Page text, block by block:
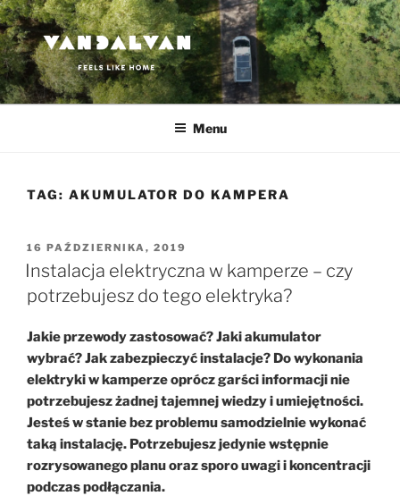
Przejdź
do
treści
VANDALVAN
Feels like home
Menu
TAG: AKUMULATOR DO KAMPERA
OPUBLIKOWANE
W
16 PAŹDZIERNIKA, 2019
Instalacja elektryczna w kamperze – czy
potrzebujesz do tego elektryka?
Jakie przewody zastosować? Jaki akumulator
wybrać? Jak zabezpieczyć instalacje? Do wykonania
elektryki w kamperze oprócz garści informacji nie
potrzebujesz żadnej tajemnej wiedzy i umiejętności.
Jesteś w stanie bez problemu samodzielnie wykonać
taką instalację. Potrzebujesz jedynie wstępnie
rozrysowanego planu oraz sporo uwagi i koncentracji
podczas podłączania.